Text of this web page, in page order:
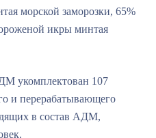
морской заморозки, 65%
икры минтая
укомплектован 107
и перерабатывающего
в состав АДМ,